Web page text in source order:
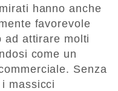
hanno anche
favorevole
ad attirare molti
come un
Senza
massicci